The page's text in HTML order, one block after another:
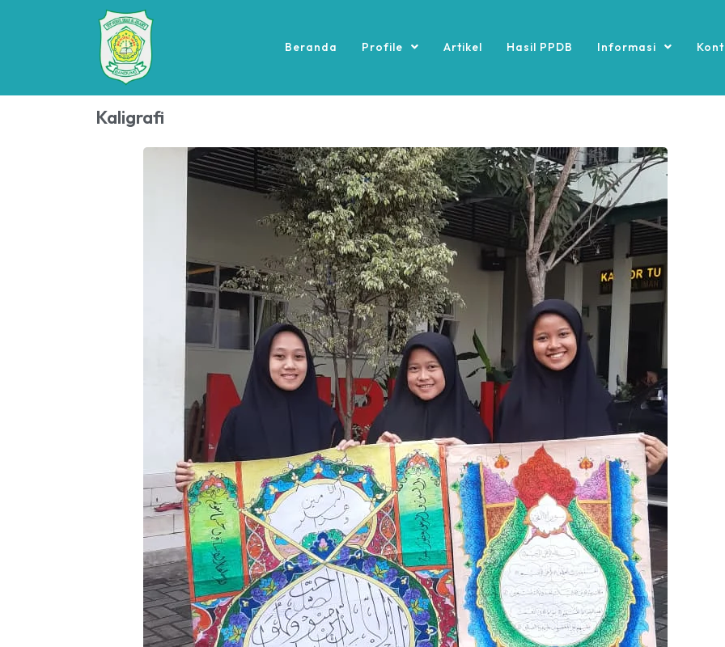
Beranda Profile Artikel Hasil PPDB Informasi
Kaligrafi
Pengumuman
Siswa-Siswi Lulus SNBT 2024 Siswa-Siswi Lulus SPAN-PTKIN
01 November 2024